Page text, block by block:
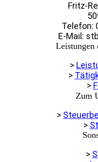
Fritz-
Telefon:
E-Mail:
Leistungen
>
>
>
Zum
>
>
>